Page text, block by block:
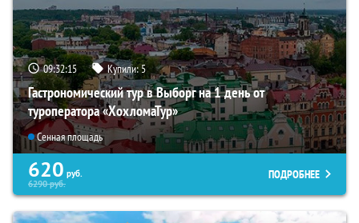
09:32:14 Купили:5
Гастрономический тур в Выборг на 1 день от
туроператора «ХохломаТур»
Сенная площадь
620 руб.
6290руб.
ПОДРОБНЕЕ